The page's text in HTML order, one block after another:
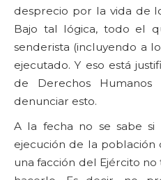
desprecio por la vida de
Bajo tal lógica, todo el
senderista (incluyendo a
ejecutado. Y eso está
de Derechos
denunciar esto.
A la fecha no se sabe
ejecución de la población
una facción del Ejército